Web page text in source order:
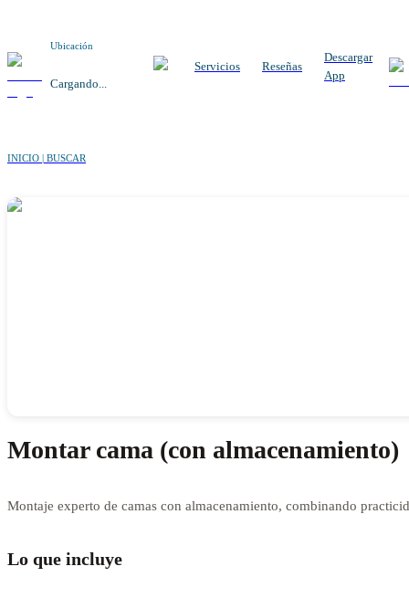
Ubicación
Cargando...
Servicios Reseñas
Descargar
App
INICIO | BUSCAR
Montar cama (con almacenamiento)
Montaje experto de camas con almacenamiento, combinando
Lo que incluye